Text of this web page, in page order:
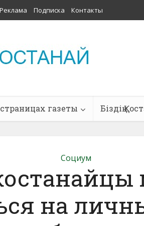
Реклама Подписка Контакты
газеты Біздің
Социум
на